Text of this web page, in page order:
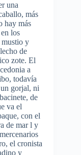
una
más
hay más
los
mustio y
de
zote. El
a
todavía
gorjal, ni
de
va el
con el
de mar l y
el cronista
y